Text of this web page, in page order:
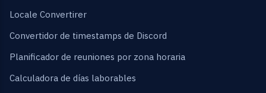
Locale Convertirer
Convertidor de timestamps de Discord
Planificador de reuniones por zona horaria
Calculadora de días laborables